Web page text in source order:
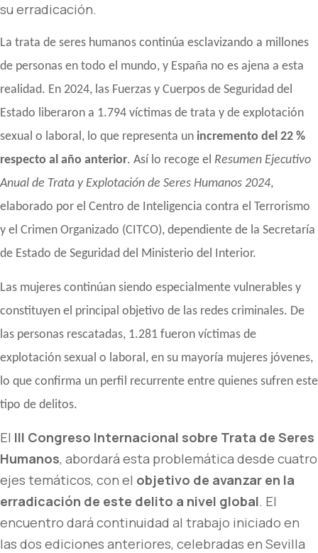
su erradicación.
La trata de seres humanos continúa esclavizando a millones
de personas en todo el mundo, y España no es ajena a esta
realidad. En 2024, las Fuerzas y Cuerpos de Seguridad del
Estado liberaron a 1.794 víctimas de trata y de explotación
sexual o laboral, lo que representa un incremento del 22 %
respecto al año anterior. Así lo recoge el Resumen Ejecutivo
Anual de Trata y Explotación de Seres Humanos 2024,
elaborado por el Centro de Inteligencia contra el Terrorismo
y el Crimen Organizado (CITCO), dependiente de la Secretaría
de Estado de Seguridad del Ministerio del Interior.
Las mujeres continúan siendo especialmente vulnerables y
constituyen el principal objetivo de las redes criminales. De
las personas rescatadas, 1.281 fueron víctimas de
explotación sexual o laboral, en su mayoría mujeres jóvenes,
lo que confirma un perfil recurrente entre quienes sufren este
tipo de delitos.
El III Congreso Internacional sobre Trata de Seres
Humanos, abordará esta problemática desde cuatro
ejes temáticos, con el objetivo de avanzar en la
erradicación de este delito a nivel global. El
encuentro dará continuidad al trabajo iniciado en
las dos ediciones anteriores, celebradas en Sevilla